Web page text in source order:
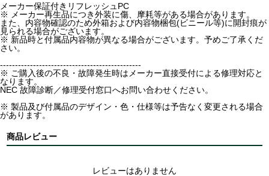
メーカー保証付きリフレッシュPC
※ メーカー再生品につき外装に傷、摩耗等がある場合があります。
また、内容物確認のため外箱および内容物梱包(ビニール等)に開封痕が
見られる場合がございます。
※ 新品時と付属品内容物が異なる場合がございます。予めご了承くだ
さい。
-----------------------------------------------
※ ご購入後の不良・故障発生時はメーカー直接受付による修理対応と
なります。
NEC 故障診断／修理受付窓口へお問い合わせください。
※ 製品及び付属品のデザイン・色・仕様等は予告なく変更される場合
があります。
商品レビュー
レビューはありません